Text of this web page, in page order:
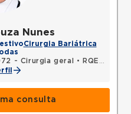
Nunes
Cirurgia Bariátrica
- Cirurgia geral •
RQE 151234 - Cirurgia do aparelho digestivo
consulta